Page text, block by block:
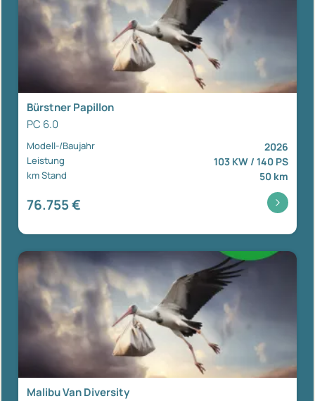
Bürstner Papillon
PC 6.0
Modell-/Baujahr 2026
Leistung 103 KW / 140 PS
km Stand 50 km
76.755 €
Malibu Van Diversity